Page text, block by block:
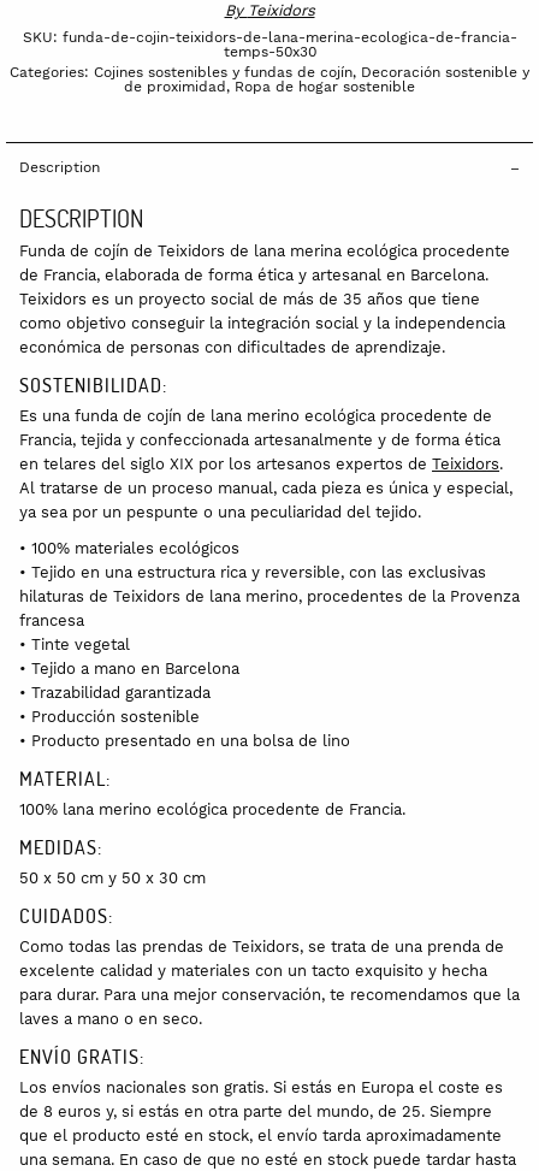
By Teixidors
SKU: funda-de-cojin-teixidors-de-lana-merina-ecologica-de-francia-
temps-50x30
Categories: Cojines sostenibles y fundas de cojín, Decoración sostenible y
de proximidad , Ropa de hogar sostenible
Description
DESCRIPTION
Funda de cojín de Teixidors de lana merina ecológica procedente
de Francia, elaborada de forma ética y artesanal en Barcelona.
Teixidors es un proyecto social de más de 35 años que tiene
como objetivo conseguir la integración social y la independencia
económica de personas con dificultades de aprendizaje.
SOSTENIBILIDAD:
Es una funda de cojín de lana merino ecológica procedente de
Francia, tejida y confeccionada artesanalmente y de forma ética
en telares del siglo XIX por los artesanos expertos de Teixidors.
Al tratarse de un proceso manual, cada pieza es única y especial,
ya sea por un pespunte o una peculiaridad del tejido.
• 100% materiales ecológicos
• Tejido en una estructura rica y reversible, con las exclusivas
hilaturas de Teixidors de lana merino, procedentes de la Provenza
francesa
• Tinte vegetal
• Tejido a mano en Barcelona
• Trazabilidad garantizada
• Producción sostenible
• Producto presentado en una bolsa de lino
MATERIAL:
100% lana merino ecológica procedente de Francia.
MEDIDAS:
50 x 50 cm y 50 x 30 cm
CUIDADOS:
Como todas las prendas de Teixidors, se trata de una prenda de
excelente calidad y materiales con un tacto exquisito y hecha
para durar. Para una mejor conservación, te recomendamos que la
laves a mano o en seco.
ENVÍO GRATIS:
Los envíos nacionales son gratis. Si estás en Europa el coste es
de 8 euros y, si estás en otra parte del mundo, de 25. Siempre
que el producto esté en stock, el envío tarda aproximadamente
una semana. En caso de que no esté en stock puede tardar hasta